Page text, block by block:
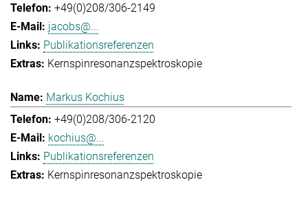
+49(0)208/306-2149
jacobs@...
Publikationsreferenzen
Kernspinresonanzspektroskopie
Markus Kochius
+49(0)208/306-2120
kochius@...
Publikationsreferenzen
Kernspinresonanzspektroskopie